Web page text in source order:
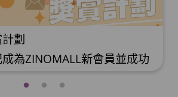
物即可賺取Mall Dollar，會
回贈。Mall Dollar 將會於訂